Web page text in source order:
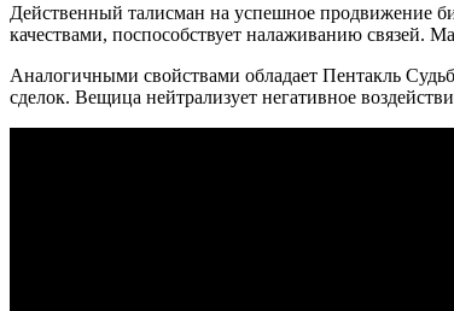
Действенный талисман на успешное продвижение
качествами, поспособствует налаживанию связей.
Аналогичными свойствами обладает Пентакль
сделок. Вещица нейтрализует негативное